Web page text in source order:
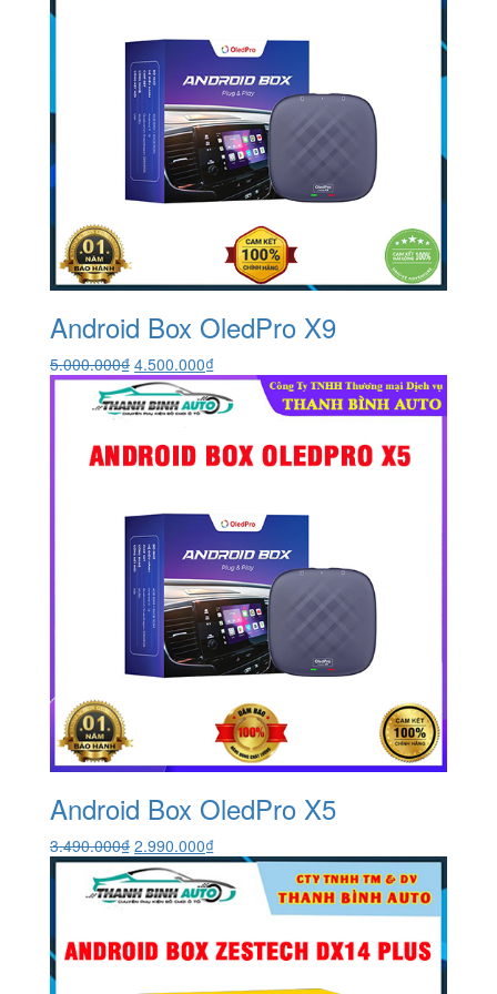
Android Box OledPro X9
5.000.000₫ Giá
gốc
là:
4.500.000₫Giá
hiện
tại
4.500.000₫.
Android Box OledPro X5
3.490.000₫ Giá
gốc
là:
3.490.000₫.
2.990.000₫Giá
hiện
tại